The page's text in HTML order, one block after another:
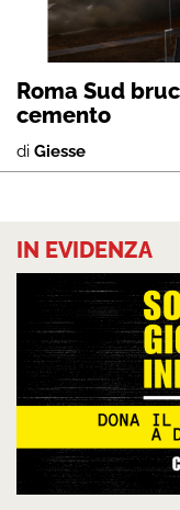
Roma Sud
cemento
di Giesse
IN EVIDENZA